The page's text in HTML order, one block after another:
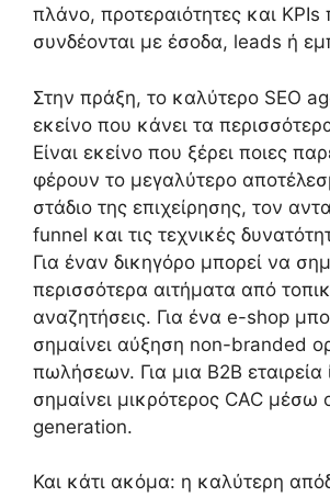
πλάνο, προτεραιότητες και KPIs
συνδέονται με έσοδα, leads ή
Στην πράξη, το καλύτερο SEO
εκείνο που κάνει τα
Είναι εκείνο που ξέρει ποιες
φέρουν το μεγαλύτερο
στάδιο της επιχείρησης, τον
funnel και τις τεχνικές
Για έναν δικηγόρο μπορεί να
περισσότερα αιτήματα από
αναζητήσεις. Για ένα e-shop
σημαίνει αύξηση non-branded
πωλήσεων. Για μια B2B εταιρεία
σημαίνει μικρότερος CAC μέσω
generation.
Και κάτι ακόμα: η καλύτερη